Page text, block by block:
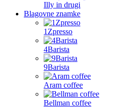
Illy in drugi
Blagovne znamke
1Zpresso
4Barista
9Barista
Aram coffee
Bellman coffee